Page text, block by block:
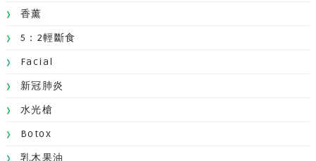
香薰
5：2輕斷食
Facial
新冠肺炎
水光槍
Botox
乳木果油